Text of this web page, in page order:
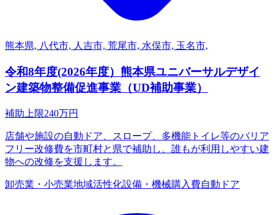
熊本県, 八代市, 人吉市, 荒尾市, 水俣市, 玉名市,
令和8年度(2026年度）熊本県ユニバーサルデザイ
ン建築物整備促進事業（UD補助事業）
補助上限240万円
店舗や施設の自動ドア、スロープ、多機能トイレ等のバリア
フリー改修費を市町村と県で補助し、誰もが利用しやすい建
物への改修を支援します。
卸売業・小売業地域活性化設備・機械購入費自動ドア